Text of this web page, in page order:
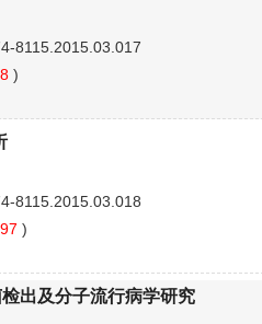
8115.2015.03.017
)
8115.2015.03.018
)
出及分子流行病学研究